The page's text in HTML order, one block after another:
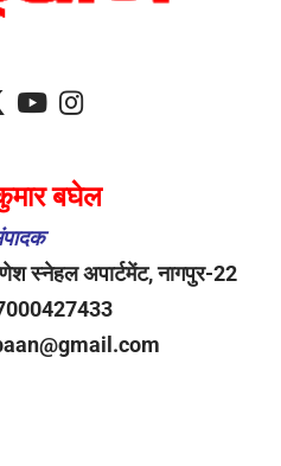
बघेल
स्नेहल अपार्टमेंट, नागपुर-22